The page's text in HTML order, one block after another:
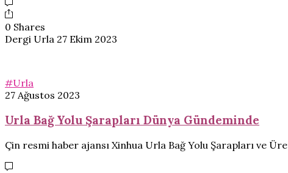
0 Shares
Dergi Urla 27 Ekim 2023
#Urla
27 Ağustos 2023
Urla Bağ Yolu Şarapları Dünya Gündeminde
Çin resmi haber ajansı Xinhua Urla Bağ Yolu Şarapları ve